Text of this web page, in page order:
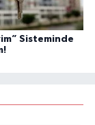
Sisteminde